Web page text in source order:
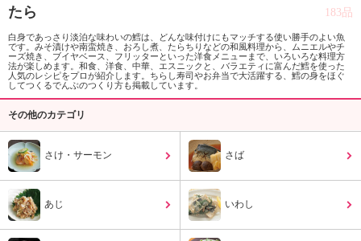
を
見
つ
け
よ
。
K
エ
たら 183品
白身であっさり淡泊な味わいの鱈は、どんな味付けにもマッチする使い勝手のよい魚
です。みそ漬けや南蛮焼き、おろし煮、たらちりなどの和風料理から、ムニエルやチ
ーズ焼き、ブイヤベース、フリッターといった洋食メニューまで、いろいろな料理方
法が楽しめます。和食、洋食、中華、エスニックと、バラエティに富んだ鱈を使った
人気のレシピをプロが紹介します。ちらし寿司やお弁当で大活躍する、鱈の身をほぐ
してつくるでんぶのつくり方も掲載しています。
その他のカテゴリ
さけ・サーモン さば
あじ いわし